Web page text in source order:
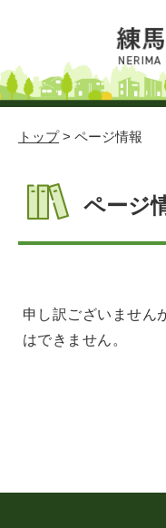
トップ> ページ情報
ページ
申し訳ございません
はできません。